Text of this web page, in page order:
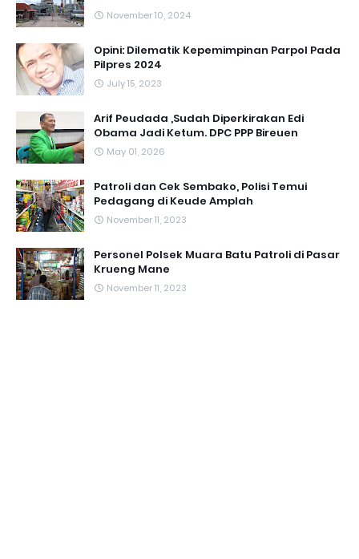
November 10, 2024
Opini: Dilematik Kepemimpinan Parpol Pada
Pilpres 2024
July 15, 2023
Arif Peudada ,Sudah Diperkirakan Edi
Obama Jadi Ketum. DPC PPP Bireuen
May 01, 2026
Patroli dan Cek Sembako, Polisi Temui
Pedagang di Keude Amplah
November 11, 2023
Personel Polsek Muara Batu Patroli di Pasar
Krueng Mane
November 11, 2023